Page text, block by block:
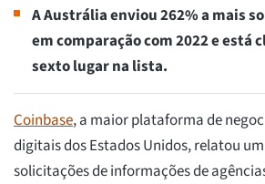
A Austrália enviou 262% a mais
em comparação com 2022 e está
sexto lugar na lista.
Coinbase, a maior plataforma de
digitais dos Estados Unidos, relatou
solicitações de informações de